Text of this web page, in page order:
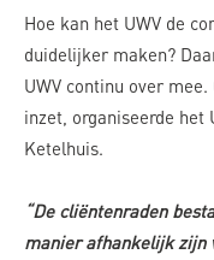
Hoe kan het UWV de
duidelijker maken?
UWV continu over
inzet, organiseerde het
Ketelhuis.
“De cliëntenraden
manier afhankelijk zijn